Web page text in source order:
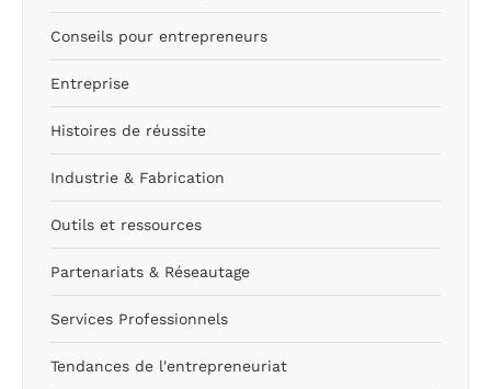
Conseils pour entrepreneurs
Entreprise
Histoires de réussite
Industrie & Fabrication
Outils et ressources
Partenariats & Réseautage
Services Professionnels
Tendances de l'entrepreneuriat